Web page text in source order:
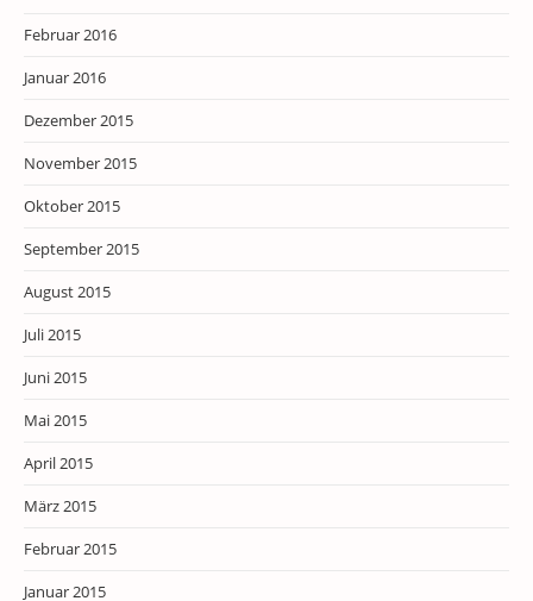
Februar 2016
Januar 2016
Dezember 2015
November 2015
Oktober 2015
September 2015
August 2015
Juli 2015
Juni 2015
Mai 2015
April 2015
März 2015
Februar 2015
Januar 2015